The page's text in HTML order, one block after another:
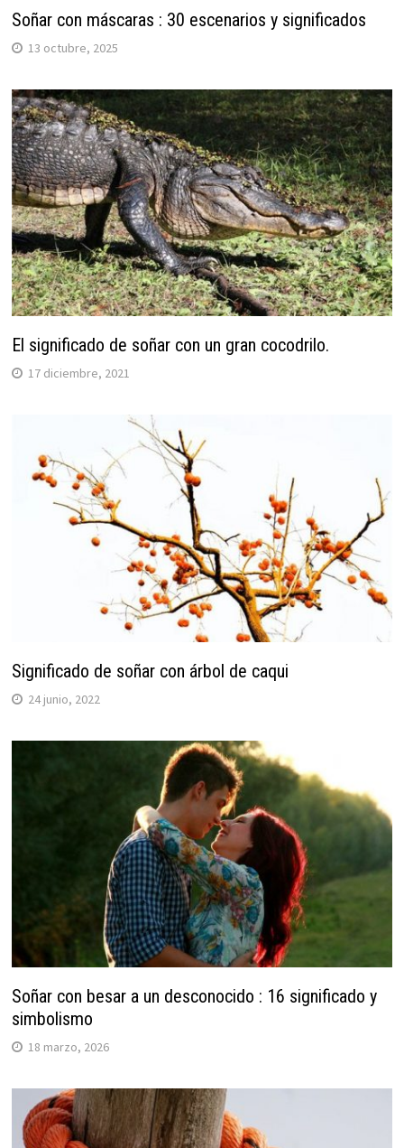
Soñar con máscaras : 30 escenarios y significados
13 octubre, 2025
El significado de soñar con un gran cocodrilo.
17 diciembre, 2021
Significado de soñar con árbol de caqui
24 junio, 2022
Soñar con besar a un desconocido : 16 significado y
simbolismo
18 marzo, 2026